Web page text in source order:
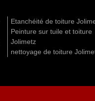
Etanchéité de toiture
Peinture sur tuile et toiture
Jolimetz
nettoyage de toiture